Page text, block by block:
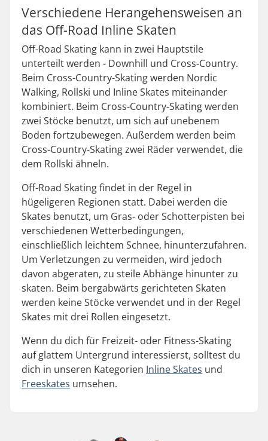
Verschiedene Herangehensweisen an
das Off-Road Inline Skaten
Off-Road Skating kann in zwei Hauptstile
unterteilt werden - Downhill und Cross-Country.
Beim Cross-Country-Skating werden Nordic
Walking, Rollski und Inline Skates miteinander
kombiniert. Beim Cross-Country-Skating werden
zwei Stöcke benutzt, um sich auf unebenem
Boden fortzubewegen. Außerdem werden beim
Cross-Country-Skating zwei Räder verwendet, die
dem Rollski ähneln.
Off-Road Skating findet in der Regel in
hügeligeren Regionen statt. Dabei werden die
Skates benutzt, um Gras- oder Schotterpisten bei
verschiedenen Wetterbedingungen,
einschließlich leichtem Schnee, hinunterzufahren.
Um Verletzungen zu vermeiden, wird jedoch
davon abgeraten, zu steile Abhänge hinunter zu
skaten. Beim bergabwärts gerichteten Skaten
werden keine Stöcke verwendet und in der Regel
Skates mit drei Rollen eingesetzt.
Wenn du dich für Freizeit- oder Fitness-Skating
auf glattem Untergrund interessierst, solltest du
dich in unseren Kategorien Inline Skates und
Freeskates umsehen.